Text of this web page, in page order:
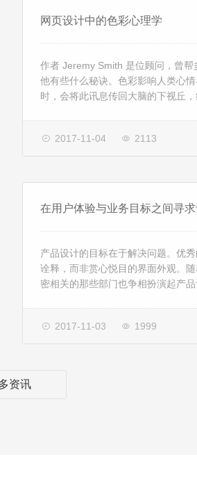
网页设计中的色彩心理学
作者 Jeremy Smith 是位顾问，曾
他有些什么秘诀。色彩影响人类心
时，会将此讯息传回大脑的下视丘，
2017-11-04 2113
在用户体验与业务目标之间寻
产品设计的目标在于解决问题。优
诠释，而非赏心悦目的界面外观。
密相关的那些部门也争相扮演起产品
2017-11-03 1999
资讯